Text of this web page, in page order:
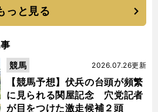
っと見る
【競馬予想】伏兵の台頭が頻繁
に見られる関屋記念 穴党記者
が目をつけた激走候補２頭
2026.07.26更新
競馬